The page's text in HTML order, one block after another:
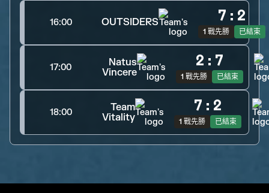
16:00 OUTSIDERS 7 : 2
1 戰先勝 已結束
17:00
Natus
Vincere
2 : 7
1 戰先勝 已結束
18:00
Team
Vitality
7 : 2
1 戰先勝 已結束